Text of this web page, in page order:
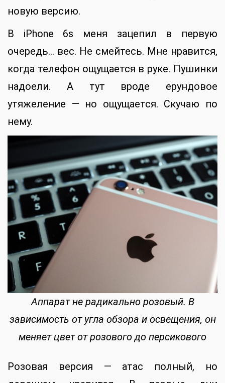
новую версию.
В iPhone 6s меня зацепил в первую
очередь… вес. Не смейтесь. Мне нравится,
когда телефон ощущается в руке. Пушинки
надоели. А тут вроде ерундовое
утяжеление — но ощущается. Скучаю по
нему.
Аппарат не радикально розовый. В
зависимость от угла обзора и освещения, он
меняет цвет от розового до персикового
Розовая версия — атас полный, но